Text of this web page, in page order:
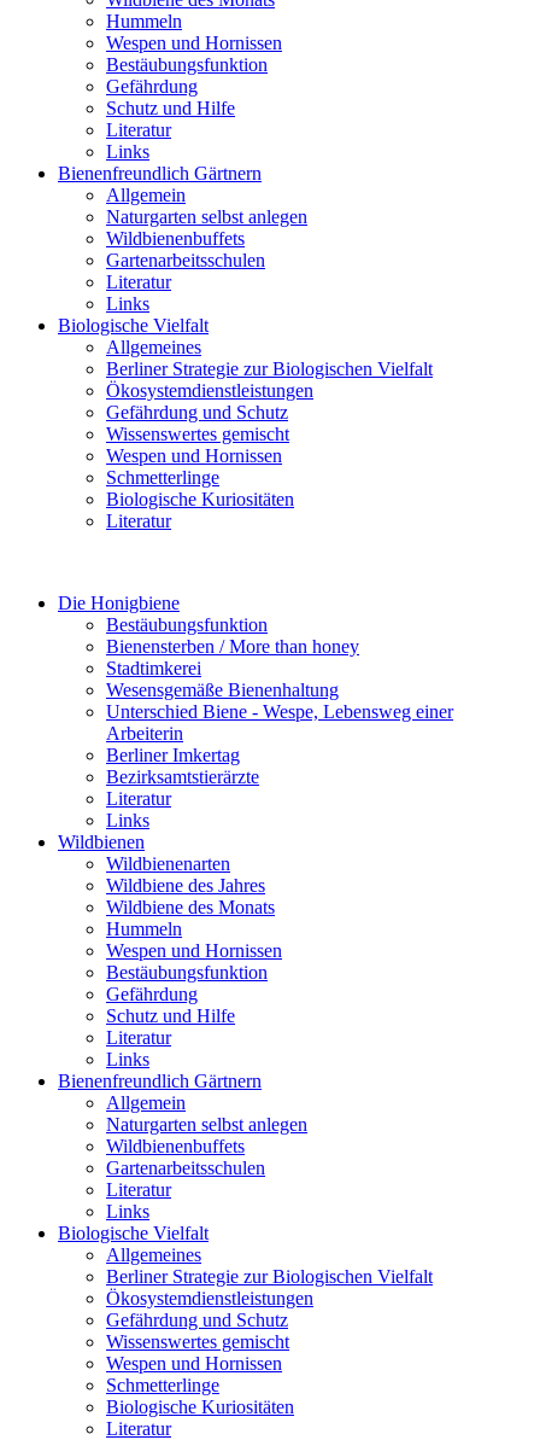
Hummeln
Wespen und Hornissen
Bestäubungsfunktion
Gefährdung
Schutz und Hilfe
Literatur
Links
Bienen­freundlich Gärtnern
Allgemein
Naturgarten selbst anlegen
Wildbienenbuffets
Gartenarbeitsschulen
Literatur
Links
Biologische Vielfalt
Allgemeines
Berliner Strategie zur Biologischen Vielfalt
Ökosystemdienstleistungen
Gefährdung und Schutz
Wissenswertes gemischt
Wespen und Hornissen
Schmetterlinge
Biologische Kuriositäten
Literatur
Die Honigbiene
Bestäubungsfunktion
Bienensterben / More than honey
Stadtimkerei
Wesensgemäße Bienenhaltung
Unterschied Biene - Wespe, Lebensweg einer
Arbeiterin
Berliner Imkertag
Bezirksamtstierärzte
Literatur
Links
Wildbienen
Wildbienenarten
Wildbiene des Jahres
Wildbiene des Monats
Hummeln
Wespen und Hornissen
Bestäubungsfunktion
Gefährdung
Schutz und Hilfe
Literatur
Links
Bienen­freundlich Gärtnern
Allgemein
Naturgarten selbst anlegen
Wildbienenbuffets
Gartenarbeitsschulen
Literatur
Links
Biologische Vielfalt
Allgemeines
Berliner Strategie zur Biologischen Vielfalt
Ökosystemdienstleistungen
Gefährdung und Schutz
Wissenswertes gemischt
Wespen und Hornissen
Schmetterlinge
Biologische Kuriositäten
Literatur